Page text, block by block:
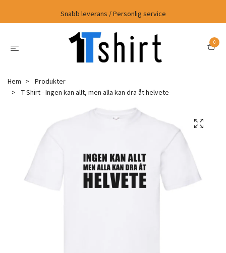
Snabb leverans / Personlig service
0
Hem
Produkter
T-Shirt - Ingen kan allt, men alla kan dra åt helvete